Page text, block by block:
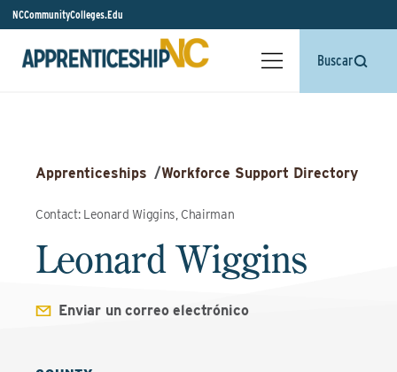
NCCommunityColleges.Edu
Buscar
Apprenticeships /Workforce Support Directory
Contact: Leonard Wiggins, Chairman
Leonard Wiggins
Enviar un correo electrónico